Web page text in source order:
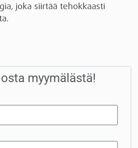
joka siirtää tehokkaasti
myymälästä!